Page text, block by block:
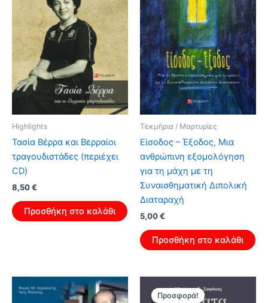
Highlights
Τασία Βέρρα και Βερραίοι
τραγουδιστάδες (περιέχει
CD)
Original
was:
13,60 €.
8,50€
τιμή
είναι:
Προσθήκη στο καλάθι
Τεκμήρια / Μαρτυρίες
Είσοδος – Έξοδος, Μια
ανθρώπινη εξομολόγηση
για τη μάχη με τη
Συναισθηματική Διπολική
Διαταραχή
Original
was:
8,00 €.
5,00€
τιμή
είναι:
Προσθήκη στο καλάθι
Προσφορά!